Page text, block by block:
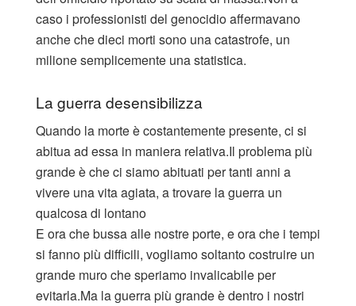
caso i professionisti del genocidio affermavano
anche che dieci morti sono una catastrofe, un
milione semplicemente una statistica.
La guerra desensibilizza
Quando la morte è costantemente presente, ci si
abitua ad essa in maniera relativa.Il problema più
grande è che ci siamo abituati per tanti anni a
vivere una vita agiata, a trovare la guerra un
qualcosa di lontano
E ora che bussa alle nostre porte, e ora che i tempi
si fanno più difficili, vogliamo soltanto costruire un
grande muro che speriamo invalicabile per
evitarla.Ma la guerra più grande è dentro i nostri